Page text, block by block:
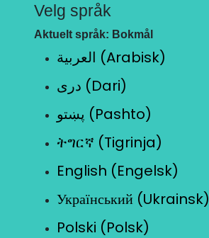
Velg språk
Aktuelt språk: Bokmål
العربية (Arabisk)
دری (Dari)
پښتو (Pashto)
ትግርኛ (Tigrinja)
English (Engelsk)
Український (Ukrainsk)
Polski (Polsk)